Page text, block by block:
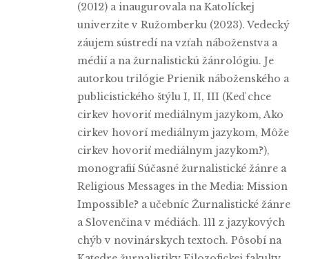
(2012) a inaugurovala na Katolíckej
univerzite v Ružomberku (2023). Vedecký
záujem sústredí na vzťah náboženstva a
médií a na žurnalistickú žánrológiu. Je
autorkou trilógie Prienik náboženského a
publicistického štýlu I, II, III (Keď chce
cirkev hovoriť mediálnym jazykom, Ako
cirkev hovorí mediálnym jazykom, Môže
cirkev hovoriť mediálnym jazykom?),
monografií Súčasné žurnalistické žánre a
Religious Messages in the Media: Mission
Impossible? a učebníc Žurnalistické žánre
a Slovenčina v médiách. 111 z jazykových
chýb v novinárskych textoch. Pôsobí na